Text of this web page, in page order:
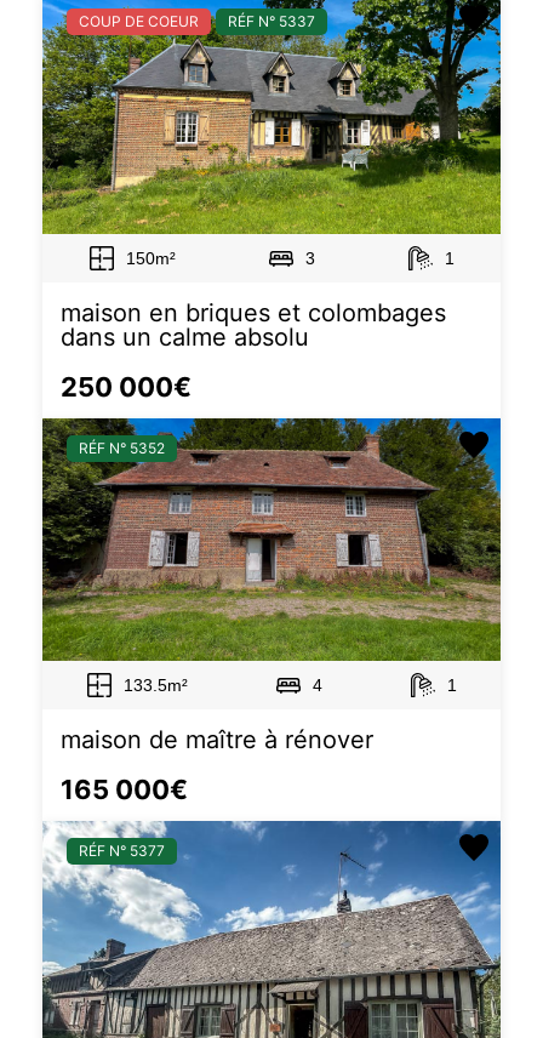
COUP DE COEUR RÉF N° 5337
150m² 3 1
maison en briques et colombages
dans un calme absolu
250 000€
RÉF N° 5352
133.5m² 4 1
maison de maître à rénover
165 000€
RÉF N° 5377